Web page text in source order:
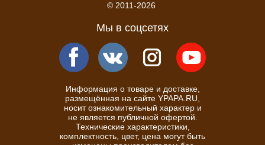
© 2011-2026
Мы в соцсетях
Информация о товаре и доставке,
размещённая на сайте YPAPA.RU,
носит ознакомительный характер и
не является публичной офертой.
Технические характеристики,
комплектность, цвет, цена могут быть